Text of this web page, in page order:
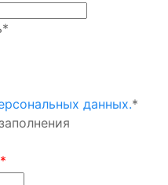
*
данных.*
*